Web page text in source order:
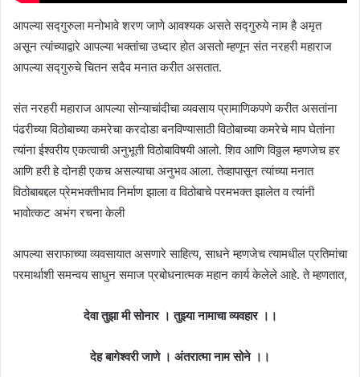
आपल्या सद्गुरुला मनोभावे शरण जाणे आवश्यक असते सद्गुरुये नाम है अमृत
असून त्यांच्याद्वारे आपल्या भक्तांचा उध्दार होत असतो म्हणून संत नरहरी महाराज
आपल्या सद्गुरुचे चितन सदैव मनात करीत असतात.
संत नरहरी महाराज आपल्या सोन्याचांदीचा व्यवसाय प्रामाणिकपणे करीत असतांना
पंढरीच्या विठोबाच्या कमरेचा करदोडा बनविण्यासाठी विठोबाच्या कमरेचे माप घेतांना
त्यांना ईश्वरीय एकत्वाची अनुभूती विठोबाविषयी आलो. शिव आणि विठ्ठल म्हणजेच हर
आणि हरी हे दोनही एकच असल्याचा अनुभव आला. तेव्हापासून त्यांच्या मनात
विठोबाबद्दल प्रेमभक्तीभाव निर्माण झाला व विठोबाचे परमभक्त झालेत व त्यांनी
भावोत्कट अभंग रचना केली
आपल्या सराफाच्या व्यवसायात असणारे साहित्य, साधने म्हणजेच त्यामधील प्रतिमांचा
परमार्थाशी समन्वय साधुन समाज प्रबोधनात्मक महान कार्य केलेले आहे. ते म्हणतात,
देवा तुझा मी सोनार । तुझ्या नामाचा व्यवहार ।।
देह बागेश्वरी जाणे । अंतरात्मा नाम सोने ।।